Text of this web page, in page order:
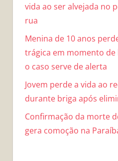
vida ao ser alvejada no
rua
Menina de 10 anos
trágica em momento de
o caso serve de alerta
Jovem perde a vida ao
durante briga após
Confirmação da morte
gera comoção na